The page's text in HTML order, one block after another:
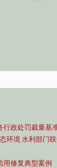
行政处罚裁量基
环境 水利部门
用修复典型案例